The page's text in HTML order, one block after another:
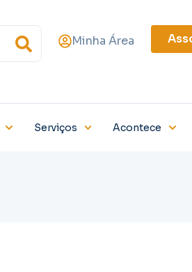
Minha Área
Serviços Acontece